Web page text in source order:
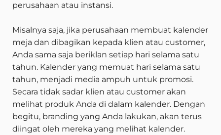
perusahaan atau instansi.
Misalnya saja, jika perusahaan membuat kalender
meja dan dibagikan kepada klien atau customer,
Anda sama saja beriklan setiap hari selama satu
tahun. Kalender yang memuat hari selama satu
tahun, menjadi media ampuh untuk promosi.
Secara tidak sadar klien atau customer akan
melihat produk Anda di dalam kalender. Dengan
begitu, branding yang Anda lakukan, akan terus
diingat oleh mereka yang melihat kalender.